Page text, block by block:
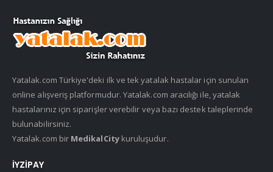
Yatalak.com Türkiye'deki ilk ve tek yatalak hastalar için sunulan
online alışveriş platformudur. Yatalak.com aracılığı ile, yatalak
hastalarınız için siparişler verebilir veya bazı destek taleplerinde
bulunabilirsiniz.
Yatalak.com bir MedikalCitykuruluşudur.
İYZIPAY